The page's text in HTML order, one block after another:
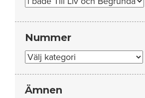
Nummer
Nummer
Ämnen